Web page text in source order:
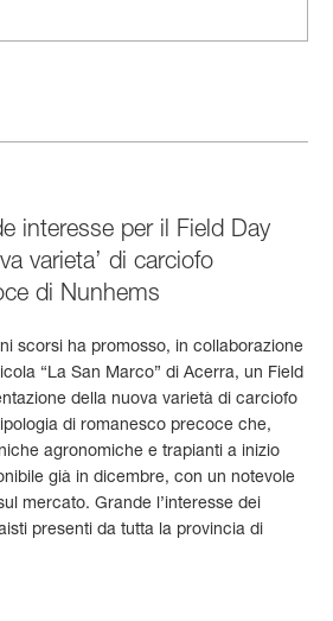
interesse per il Field Day
varieta’ di carciofo
di Nunhems
scorsi ha promosso, in collaborazione
“La San Marco” di Acerra, un Field
della nuova varietà di carciofo
di romanesco precoce che,
agronomiche e trapianti a inizio
già in dicembre, con un notevole
mercato. Grande l’interesse dei
presenti da tutta la provincia di